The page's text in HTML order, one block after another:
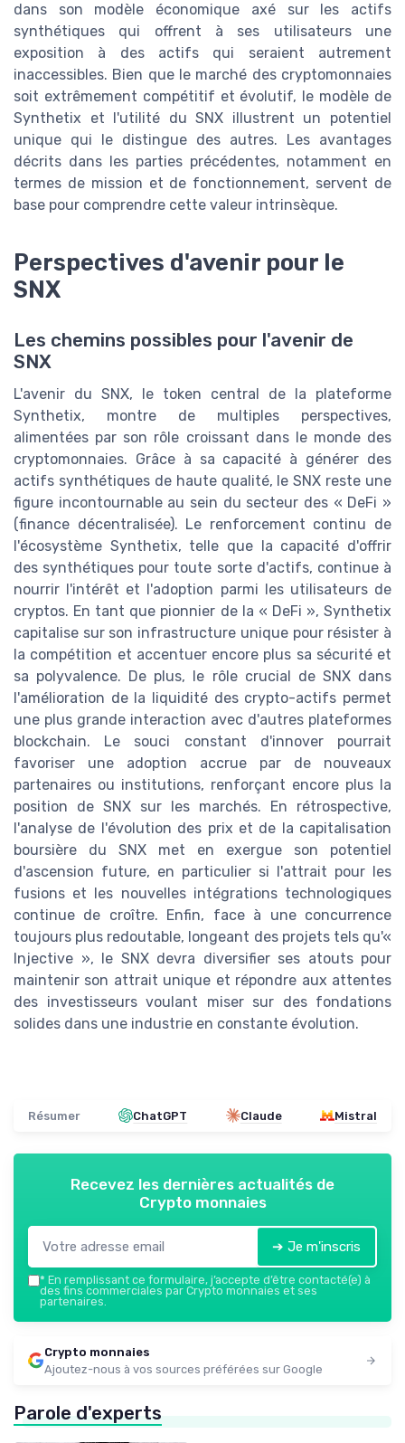
dans son modèle économique axé sur les actifs
synthétiques qui offrent à ses utilisateurs une
exposition à des actifs qui seraient autrement
inaccessibles. Bien que le marché des cryptomonnaies
soit extrêmement compétitif et évolutif, le modèle de
Synthetix et l'utilité du SNX illustrent un potentiel
unique qui le distingue des autres. Les avantages
décrits dans les parties précédentes, notamment en
termes de mission et de fonctionnement, servent de
base pour comprendre cette valeur intrinsèque.
Perspectives d'avenir pour le
SNX
Les chemins possibles pour l'avenir de
SNX
L'avenir du SNX, le token central de la plateforme
Synthetix, montre de multiples perspectives,
alimentées par son rôle croissant dans le monde des
cryptomonnaies. Grâce à sa capacité à générer des
actifs synthétiques de haute qualité, le SNX reste une
figure incontournable au sein du secteur des « DeFi »
(finance décentralisée). Le renforcement continu de
l'écosystème Synthetix, telle que la capacité d'offrir
des synthétiques pour toute sorte d'actifs, continue à
nourrir l'intérêt et l'adoption parmi les utilisateurs de
cryptos. En tant que pionnier de la « DeFi », Synthetix
capitalise sur son infrastructure unique pour résister à
la compétition et accentuer encore plus sa sécurité et
sa polyvalence. De plus, le rôle crucial de SNX dans
l'amélioration de la liquidité des crypto-actifs permet
une plus grande interaction avec d'autres plateformes
blockchain. Le souci constant d'innover pourrait
favoriser une adoption accrue par de nouveaux
partenaires ou institutions, renforçant encore plus la
position de SNX sur les marchés. En rétrospective,
l'analyse de l'évolution des prix et de la capitalisation
boursière du SNX met en exergue son potentiel
d'ascension future, en particulier si l'attrait pour les
fusions et les nouvelles intégrations technologiques
continue de croître. Enfin, face à une concurrence
toujours plus redoutable, longeant des projets tels qu'«
Injective », le SNX devra diversifier ses atouts pour
maintenir son attrait unique et répondre aux attentes
des investisseurs voulant miser sur des fondations
solides dans une industrie en constante évolution.
Résumer ChatGPT Claude Mistral
Recevez les dernières actualités de
Crypto monnaies
➔ Je m'inscris
* En remplissant ce formulaire, j’accepte d’être contacté(e) à
des fins commerciales par Crypto monnaies et ses
partenaires.
Crypto monnaies
Ajoutez-nous à vos sources préférées sur Google
Parole d'experts